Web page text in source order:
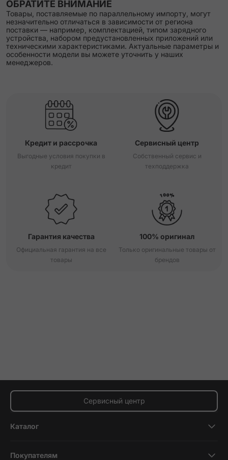
ОБРАТИТЕ ВНИМАНИЕ
Товары, поставляемые по параллельному импорту, могут
незначительно отличаться в зависимости от региона
поставки — например, комплектацией, типом зарядного
устройства, набором предустановленных приложений или
техническими характеристиками. Актуальные параметры и
особенности модели вы можете уточнить у наших
менеджеров.
Кредит и рассрочка
Выгодные условия покупки в
кредит
Сервисный центр
Собственный сервис и
техподдержка
Гарантия качества
Официальная гарантия на все
товары
100% оригинал
Только оригинальные товары от
брендов
Сервисный центр
Каталог
Покупателям